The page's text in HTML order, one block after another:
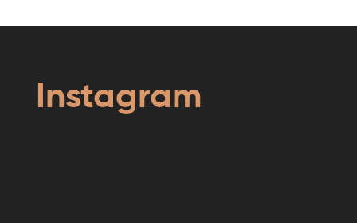
Instagram